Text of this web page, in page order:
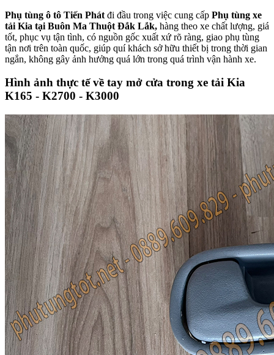
Phụ tùng ô tô Tiến Phát đi đầu trong việc cung cấp Phụ tùng xe
tải Kia tại Buôn Ma Thuột Đắk Lắk, hàng theo xe chất lượng, giá
tốt, phục vụ tận tình, có nguồn gốc xuất xứ rõ ràng, giao phụ tùng
tận nơi trên toàn quốc, giúp quí khách sở hữu thiết bị trong thời gian
ngắn, không gây ảnh hưởng quá lớn trong quá trình vận hành xe.
Hình ảnh thực tế về tay mở cửa trong xe tải Kia
K165 - K2700 - K3000